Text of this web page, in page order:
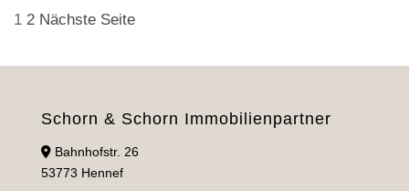
Seitennummerierung
der
Beiträge
1 2 Nächste Seite
Schorn & Schorn Immobilienpartner
Bahnhofstr. 26
53773 Hennef